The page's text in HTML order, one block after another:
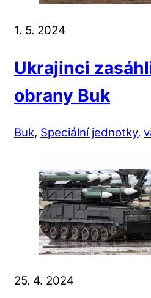
1. 5. 2024
Ukrajinci
obrany Buk
Buk, Speciální jednotky,
25. 4. 2024